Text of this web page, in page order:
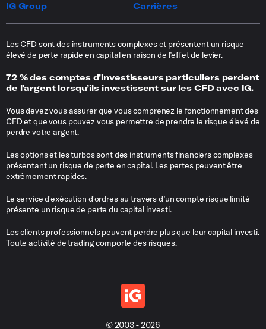
IG Group Carrières
Les CFD sont des instruments complexes et présentent un risque
élevé de perte rapide en capital en raison de l’effet de levier.
72 % des comptes d’investisseurs particuliers perdent
de l’argent lorsqu’ils investissent sur les CFD avec IG.
Vous devez vous assurer que vous comprenez le fonctionnement des
CFD et que vous pouvez vous permettre de prendre le risque élevé de
perdre votre argent.
Les options et les turbos sont des instruments financiers complexes
présentant un risque de perte en capital. Les pertes peuvent être
extrêmement rapides.
Le service d'exécution d'ordres au travers d’un compte risque limité
présente un risque de perte du capital investi.
Les clients professionnels peuvent perdre plus que leur capital investi.
Toute activité de trading comporte des risques.
© 2003 - 2026